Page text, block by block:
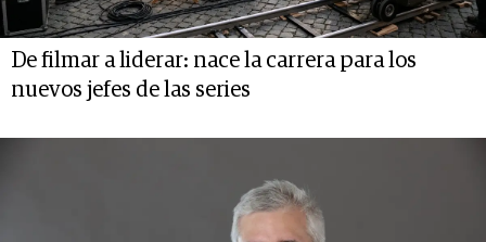
De filmar a liderar: nace la carrera para los
nuevos jefes de las series